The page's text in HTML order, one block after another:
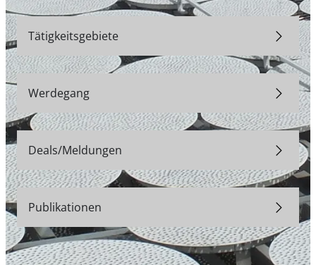
Tätigkeitsgebiete
Werdegang
Deals/Meldungen
Publikationen